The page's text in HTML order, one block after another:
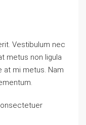
Vestibulum nec
metus non ligula
at mi metus. Nam